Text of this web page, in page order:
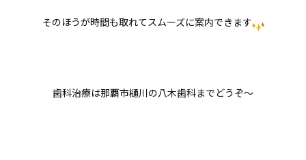
そのほうが時間も取れてスムーズに案内できます
歯科治療は那覇市樋川の八木歯科までどうぞ〜